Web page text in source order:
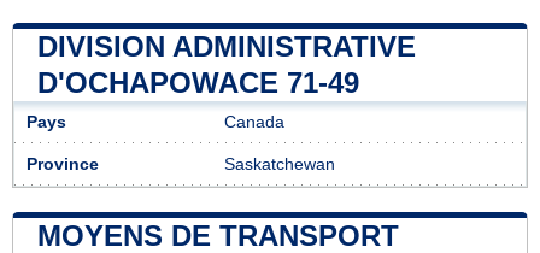
DIVISION ADMINISTRATIVE
D'OCHAPOWACE 71-49
Pays Canada
Province Saskatchewan
MOYENS DE TRANSPORT